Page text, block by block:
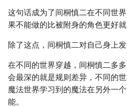
这句话成为了间桐慎二在不同世
果不能做的比被附身的角色更好就
除了这点，间桐慎二对自己身上
在不同的世界穿越，间桐慎二多
会最深的就是规则差异，不同的
魔法世界学习到的魔法在另外一
能。